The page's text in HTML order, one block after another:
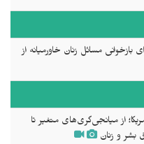
بازخوانی مسائل زنان خاورمیانه از
از میانجی‌گری‌های متغیر تا
و زنان